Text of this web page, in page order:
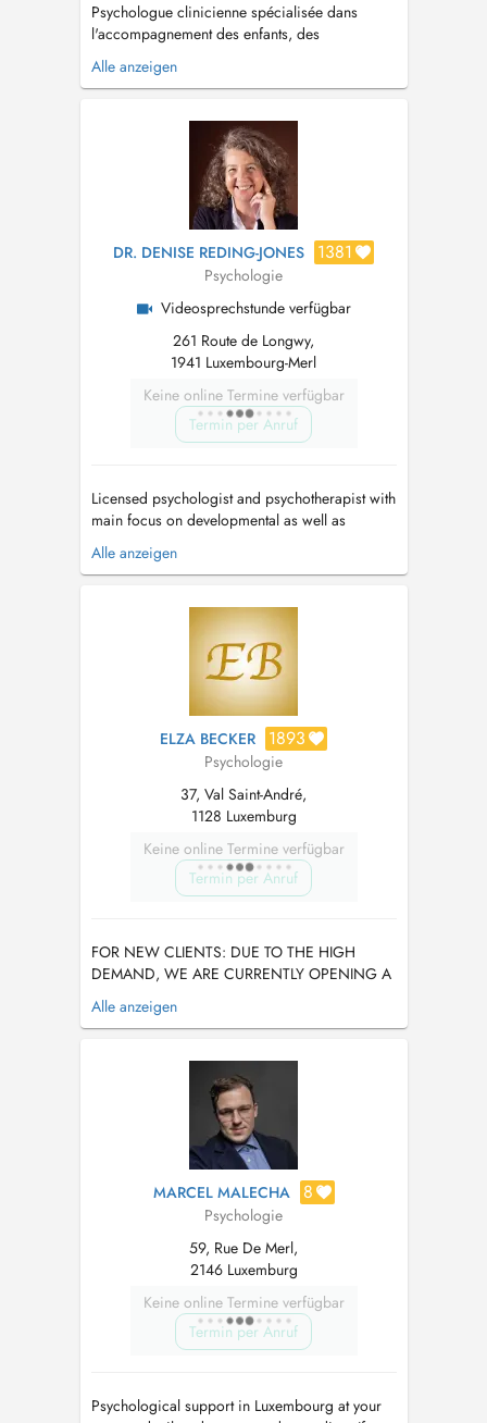
Psychologue clinicienne spécialisée dans
l'accompagnement des enfants, des
adolescents et des familles, je propose un
espace d'écoute confidentiel basé sur des
soutenir et favoriser le développement
harmonieux de chacun. Mon approche est
centrée sur le di...
Alle anzeigen
DR. DENISE REDING-JONES 1381
Psychologie
Videosprechstunde verfügbar
261 Route de Longwy,
1941 Luxembourg-Merl
Keine online Termine verfügbar
Termin per Anruf
Licensed psychologist and psychotherapist with
main focus on developmental as well as
complex trauma issues, dissociative disorders,
attachment issues, and personality disorders.
healing as well as teaching and supervising.
Use psychodynamic, adaptive inf...
Alle anzeigen
ELZA BECKER 1893
Psychologie
37, Val Saint-André,
1128 Luxemburg
Keine online Termine verfügbar
Termin per Anruf
FOR NEW CLIENTS: DUE TO THE HIGH
DEMAND, WE ARE CURRENTLY OPENING A
LIMITED NUMBER OF SPOTS. THIS IS FOR
THOSE READY FOR DEEP EMOTIONAL AND
SELECTED INDIVIDUALS WILL BECOME
ONGOING CLIENTS. AS A GENERAL RULE,
WE NO LONGER ACCEPT NEW PATIENTS,
UNLESS YOU HAVE AN ...
Alle anzeigen
MARCEL MALECHA 8
Psychologie
59, Rue De Merl,
2146 Luxemburg
Keine online Termine verfügbar
Termin per Anruf
Psychological support in Luxembourg at your